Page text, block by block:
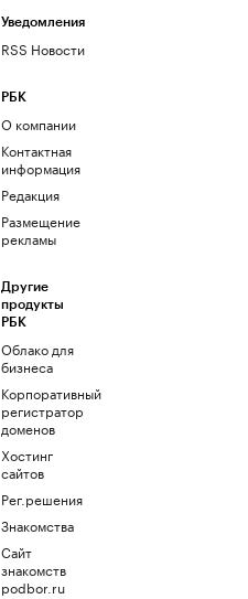
Уведомления
RSS Новости
РБК
О компании
Контактная
информация
Редакция
Размещение
рекламы
Другие
продукты
РБК
Облако для
бизнеса
Корпоративный
регистратор
доменов
Хостинг
сайтов
Рег.решения
Знакомства
Сайт
знакомств
podbor.ru